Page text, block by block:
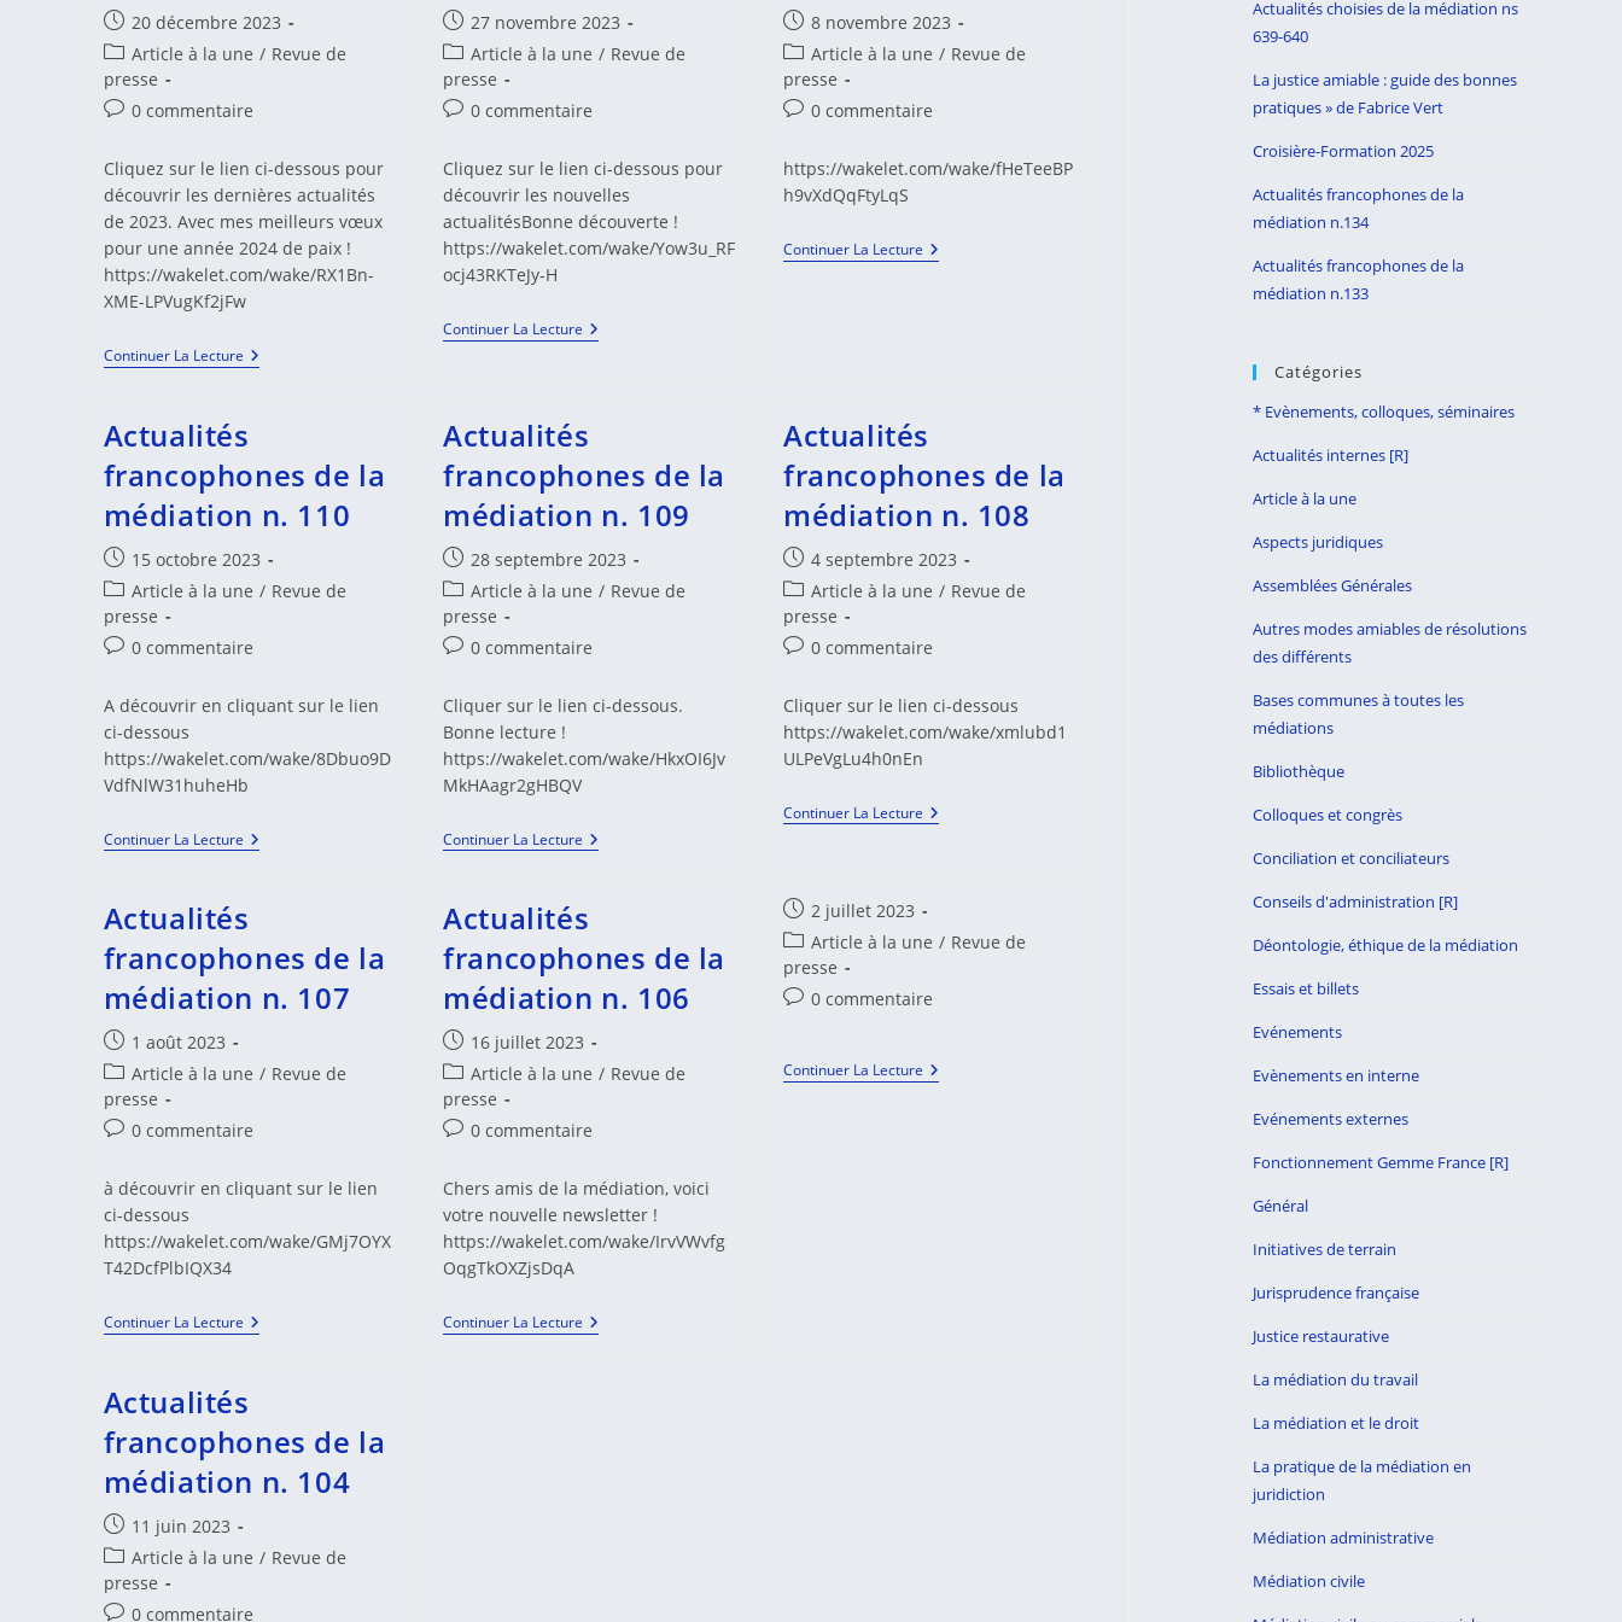
Publication
publiée :
20 décembre 2023
Post
category:
Article à la une / Revue de
presse
Commentaires
la
publication :
0 commentaire
Cliquez sur le lien ci-dessous pour
découvrir les dernières actualités
de 2023. Avec mes meilleurs vœux
pour une année 2024 de paix !
https://wakelet.com/wake/RX1Bn-
XME-LPVugKf2jFw
Continuer La LectureActualités
Francophones
Médiation
N.113
Publication
publiée :
27 novembre 2023
Post
category:
Article à la une / Revue de
presse
Commentaires
la
publication :
0 commentaire
Cliquez sur le lien ci-dessous pour
découvrir les nouvelles
actualitésBonne découverte !
https://wakelet.com/wake/Yow3u_RF
ocj43RKTeJy-H
Continuer La Lecture Actualités
Francophones
N.112
Publication
publiée :
8 novembre 2023
Post
category:
Article à la une / Revue de
presse
Commentaires
la
publication :
0 commentaire
https://wakelet.com/wake/fHeTeeBP
h9vXdQqFtyLqS
Continuer La Lecture Actualités
Francophones
Actualités
francophones de la
médiation n. 110
Publication
publiée :
15 octobre 2023
Post
category:
Article à la une / Revue de
presse
Commentaires
la
publication :
0 commentaire
A découvrir en cliquant sur le lien
ci-dessous
https://wakelet.com/wake/8Dbuo9D
VdfNlW31huheHb
Continuer La LectureActualités
Francophones
Médiation
N.
110
Actualités
francophones de la
médiation n. 109
Publication
publiée :
28 septembre 2023
Post
category:
Article à la une / Revue de
presse
Commentaires
la
publication :
0 commentaire
Cliquer sur le lien ci-dessous.
Bonne lecture !
https://wakelet.com/wake/HkxOI6Jv
MkHAagr2gHBQV
Continuer La Lecture Actualités
Francophones
Médiation
N.
109
Actualités
francophones de la
médiation n. 108
Publication
publiée :
4 septembre 2023
Post
category:
Article à la une / Revue de
presse
Commentaires
la
publication :
0 commentaire
Cliquer sur le lien ci-dessous
https://wakelet.com/wake/xmlubd1
ULPeVgLu4h0nEn
Continuer La Lecture Actualités
Francophones
N.
Actualités
francophones de la
médiation n. 107
Publication
publiée :
1 août 2023
Post
category:
Article à la une / Revue de
presse
Commentaires
la
publication :
0 commentaire
à découvrir en cliquant sur le lien
ci-dessous
https://wakelet.com/wake/GMj7OYX
T42DcfPlbIQX34
Continuer La LectureActualités
Francophones
Médiation
N.
107
Actualités
francophones de la
médiation n. 106
Publication
publiée :
16 juillet 2023
Post
category:
Article à la une / Revue de
presse
Commentaires
la
publication :
0 commentaire
Chers amis de la médiation, voici
votre nouvelle newsletter !
https://wakelet.com/wake/IrvVWvfg
OqgTkOXZjsDqA
Continuer La Lecture Actualités
Francophones
Publication
publiée :
2 juillet 2023
Post
category:
Article à la une / Revue de
presse
Commentaires
publication :
0 commentaire
Continuer La Lecture
Actualités
francophones de la
médiation n. 104
Publication
publiée :
11 juin 2023
Post
category:
Article à la une / Revue de
presse
Commentaires
0 commentaire
Actualités choisies de la médiation ns
639-640
La justice amiable : guide des bonnes
pratiques » de Fabrice Vert
Croisière-Formation 2025
Actualités francophones de la
médiation n.134
Actualités francophones de la
médiation n.133
Catégories
* Evènements, colloques, séminaires
Actualités internes [R]
Article à la une
Aspects juridiques
Assemblées Générales
Autres modes amiables de résolutions
des différents
Bases communes à toutes les
médiations
Bibliothèque
Colloques et congrès
Conciliation et conciliateurs
Conseils d'administration [R]
Déontologie, éthique de la médiation
Essais et billets
Evénements
Evènements en interne
Evénements externes
Fonctionnement Gemme France [R]
Général
Initiatives de terrain
Jurisprudence française
Justice restaurative
La médiation du travail
La médiation et le droit
La pratique de la médiation en
juridiction
Médiation administrative
Médiation civile